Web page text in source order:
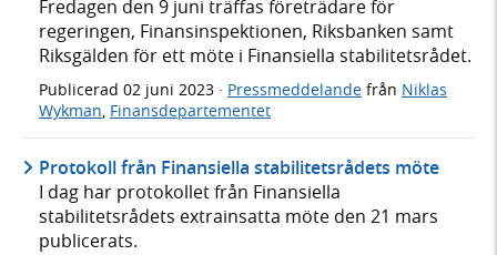
Fredagen den 9 juni träffas företrädare för
regeringen, Finansinspektionen, Riksbanken samt
Riksgälden för ett möte i Finansiella stabilitetsrådet.
Publicerad 02 juni 2023 · Pressmeddelande från Niklas
Wykman Finansdepartementet
Protokoll från Finansiella stabilitetsrådets möte
I dag har protokollet från Finansiella
stabilitetsrådets extrainsatta möte den 21 mars
publicerats.